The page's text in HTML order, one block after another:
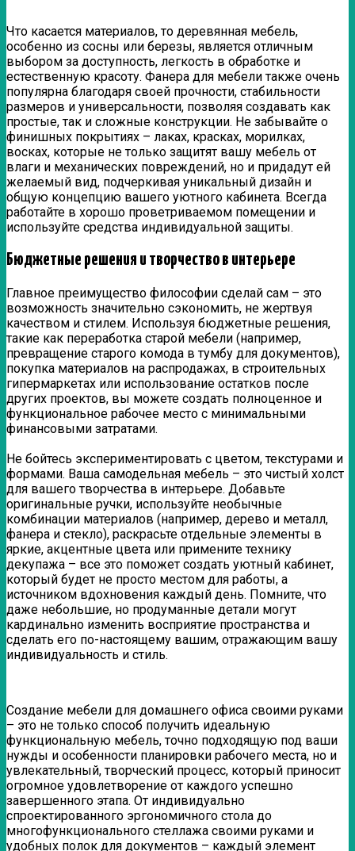
Что касается материалов, то деревянная мебель,
особенно из сосны или березы, является отличным
выбором за доступность, легкость в обработке и
естественную красоту. Фанера для мебели также очень
популярна благодаря своей прочности, стабильности
размеров и универсальности, позволяя создавать как
простые, так и сложные конструкции. Не забывайте о
финишных покрытиях – лаках, красках, морилках,
восках, которые не только защитят вашу мебель от
влаги и механических повреждений, но и придадут ей
желаемый вид, подчеркивая уникальный дизайн и
общую концепцию вашего уютного кабинета. Всегда
работайте в хорошо проветриваемом помещении и
используйте средства индивидуальной защиты.
Бюджетные решения и творчество в интерьере
Главное преимущество философии сделай сам – это
возможность значительно сэкономить, не жертвуя
качеством и стилем. Используя бюджетные решения,
такие как переработка старой мебели (например,
превращение старого комода в тумбу для документов),
покупка материалов на распродажах, в строительных
гипермаркетах или использование остатков после
других проектов, вы можете создать полноценное и
функциональное рабочее место с минимальными
финансовыми затратами.
Не бойтесь экспериментировать с цветом, текстурами и
формами. Ваша самодельная мебель – это чистый холст
для вашего творчества в интерьере. Добавьте
оригинальные ручки, используйте необычные
комбинации материалов (например, дерево и металл,
фанера и стекло), раскрасьте отдельные элементы в
яркие, акцентные цвета или примените технику
декупажа – все это поможет создать уютный кабинет,
который будет не просто местом для работы, а
источником вдохновения каждый день. Помните, что
даже небольшие, но продуманные детали могут
кардинально изменить восприятие пространства и
сделать его по-настоящему вашим, отражающим вашу
индивидуальность и стиль.
Создание мебели для домашнего офиса своими руками
– это не только способ получить идеальную
функциональную мебель, точно подходящую под ваши
нужды и особенности планировки рабочего места, но и
увлекательный, творческий процесс, который приносит
огромное удовлетворение от каждого успешно
завершенного этапа. От индивидуально
спроектированного эргономичного стола до
многофункционального стеллажа своими руками и
удобных полок для документов – каждый элемент